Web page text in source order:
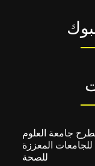
جامعة العلوم
للجامعات المعززة
للصحة